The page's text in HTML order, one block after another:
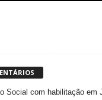
Social com habilitação em